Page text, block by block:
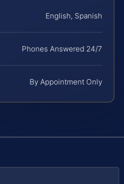
English, Spanish
Phones Answered 24/7
By Appointment Only